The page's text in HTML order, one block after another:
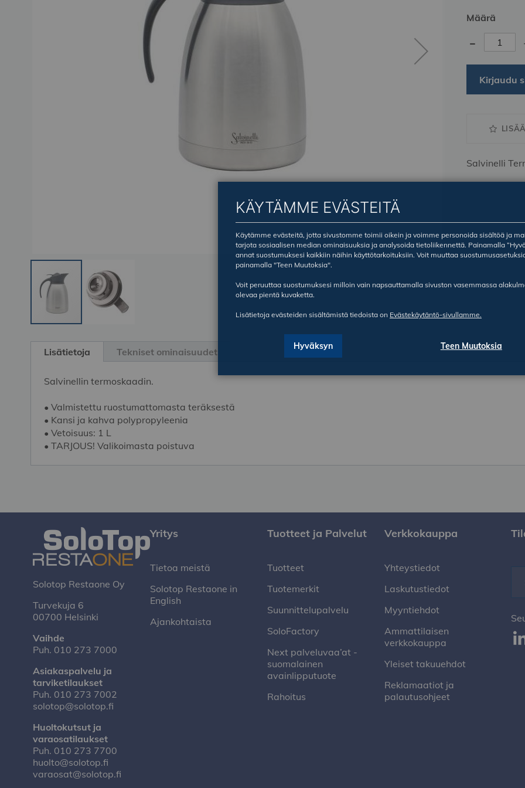
Määrä
-
Kirjaudu
Salvinelli
to
images
gallery
Lisätietoja
Salvinellin termoskaadin.
• Valmistettu ruostumattomasta teräksestä
• Kansi ja kahva polypropyleenia
• Vetoisuus: 1 L
• TARJOUS! Valikoimasta poistuva
Tekniset ominaisuudet
Solotop Restaone Oy
Turvekuja 6
00700 Helsinki
Vaihde
Puh. 010 273 7000
Asiakaspalvelu ja
tarviketilaukset
Puh. 010 273 7002
solotop@solotop.fi
Huoltokutsut ja
varaosatilaukset
Puh. 010 273 7700
huolto@solotop.fi
varaosat@solotop.fi
Yritys
Tietoa meistä
Solotop Restaone in
English
Ajankohtaista
Tuotteet ja Palvelut
Tuotteet
Tuotemerkit
Suunnittelupalvelu
SoloFactory
Next palveluvaa’at -
suomalainen
avainlipputuote
Rahoitus
Verkkokauppa
Yhteystiedot
Laskutustiedot
Myyntiehdot
Ammattilaisen
verkkokauppa
Yleiset takuuehdot
Reklamaatiot ja
palautusohjeet
KÄYTÄMME EVÄSTEITÄ
Käytämme evästeitä, jotta sivustomme toimii oikein ja voimme personoida sisältöä ja
tarjota sosiaalisen median ominaisuuksia ja analysoida tietoliikennettä. Painamalla
annat suostumuksesi kaikkiin näihin käyttötarkoituksiin. Voit muuttaa
painamalla "Teen Muutoksia".
Voit peruuttaa suostumuksesi milloin vain napsauttamalla sivuston vasemmassa
olevaa pientä kuvaketta.
Lisätietoja evästeiden sisältämistä tiedoista on Evästekäytäntö-sivullamme.
Hyväksyn Teen Muutoksia